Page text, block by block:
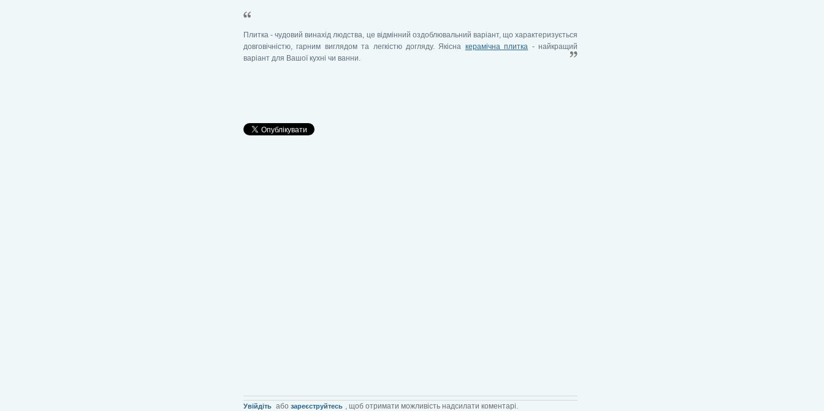
Плитка - чудовий винахід людства, це відмінний оздоблювальний варіант, що характеризується
довговічністю, гарним виглядом та легкістю догляду. Якісна керамічна плитка - найкращий
варіант для Вашої кухні чи ванни.
Увійдіть або зареєструйтесь , щоб отримати можливість надсилати коментарі.